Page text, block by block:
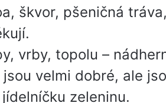
škvor, pšeničná
vrby, topolu –
velmi dobré, ale
zeleninu.